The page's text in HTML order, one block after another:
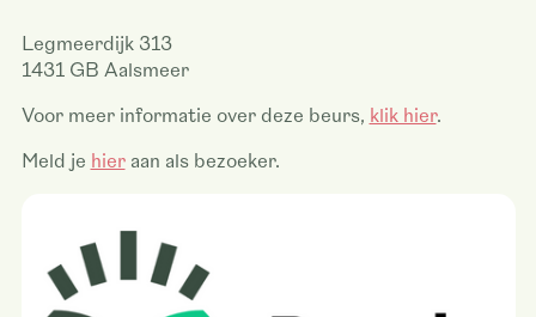
Legmeerdijk 313
1431 GB Aalsmeer
Voor meer informatie over deze beurs, klik hier.
Meld je hieraan als bezoeker.